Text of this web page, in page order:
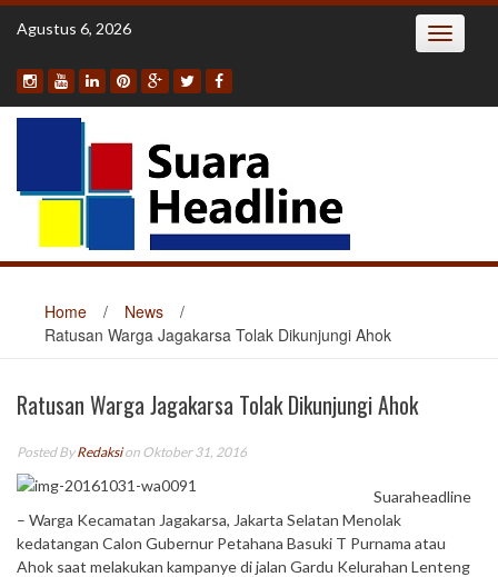
Skip
Agustus 6, 2026 Toggle
Home / News
/
Ratusan Warga Jagakarsa Tolak Dikunjungi Ahok
Ratusan Warga Jagakarsa Tolak Dikunjungi Ahok
Posted ByRedaksion Oktober 31, 2016
Suaraheadline
– Warga Kecamatan Jagakarsa, Jakarta Selatan Menolak
kedatangan Calon Gubernur Petahana Basuki T Purnama atau
Ahok saat melakukan kampanye di jalan Gardu Kelurahan Lenteng